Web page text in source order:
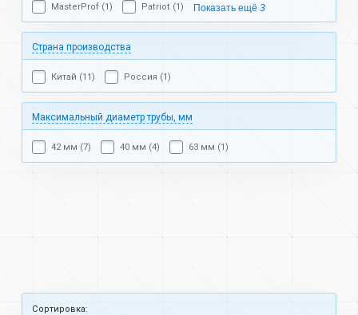
MasterProf (1)
Patriot (1) Показать ещё 3
Страна производства
Китай (11) Россия (1)
Максимальный диаметр трубы, мм
42 мм (7) 40 мм (4) 63 мм (1)
Cортировка: